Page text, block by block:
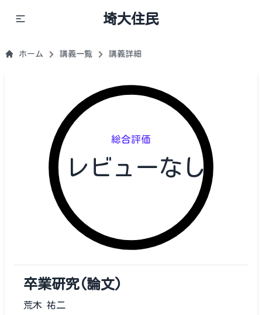
埼大住民
ホーム 講義一覧 講義詳細
総合評価
レビューなし
卒業研究(論文)
荒木 祐二